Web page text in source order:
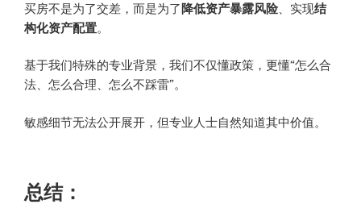
买房不是为了交差，而是为了 降低资产暴露风险、实现结
构化资产配置。
基于我们特殊的专业背景，我们不仅懂政策，更懂“怎么合
法、怎么合理、怎么不踩雷”。
敏感细节无法公开展开，但专业人士自然知道其中价值。
总结：